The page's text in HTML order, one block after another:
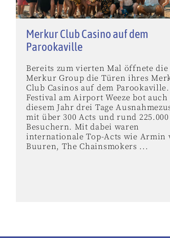
Merkur Club Casino auf dem
Parookaville
Bereits zum vierten Mal öffnete die
Merkur Group die Türen ihres
Club Casinos auf dem Parookaville.
Festival am Airport Weeze bot
diesem Jahr drei Tage
mit über 300 Acts und rund 225.000
Besuchern. Mit dabei waren
internationale Top-Acts wie Armin
Buuren, The Chainsmokers ...